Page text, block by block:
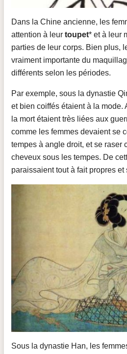
Dans la Chine ancienne, les
attention à leur toupet* et à leur
parties de leur corps. Bien plus,
vraiment importante du
différents selon les périodes.
Par exemple, sous la dynastie
et bien coiffés étaient à la mode.
la mort étaient très liées aux
comme les femmes devaient se
tempes à angle droit, et se raser
cheveux sous les tempes. De
paraissaient tout à fait propres et
Sous la dynastie Han, les